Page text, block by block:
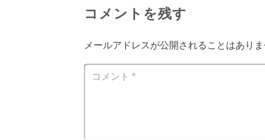
コメントを残す
メールアドレスが公開されることはあり